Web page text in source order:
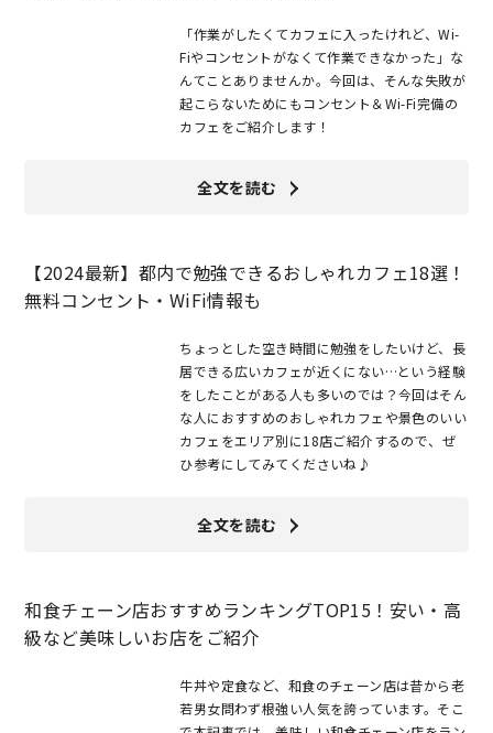
「作業がしたくてカフェに入ったけれど、Wi-
Fiやコンセントがなくて作業できなかった」な
んてことありませんか。今回は、そんな失敗が
起こらないためにもコンセント＆Wi-Fi完備の
カフェをご紹介します！
全文を読む
【2024最新】都内で勉強できるおしゃれカフェ18選！
無料コンセント・WiFi情報も
ちょっとした空き時間に勉強をしたいけど、長
居できる広いカフェが近くにない…という経験
をしたことがある人も多いのでは？今回はそん
な人におすすめのおしゃれカフェや景色のいい
カフェをエリア別に18店ご紹介するので、ぜ
ひ参考にしてみてくださいね♪
全文を読む
和食チェーン店おすすめランキングTOP15！安い・高
級など美味しいお店をご紹介
牛丼や定食など、和食のチェーン店は昔から老
若男女問わず根強い人気を誇っています。そこ